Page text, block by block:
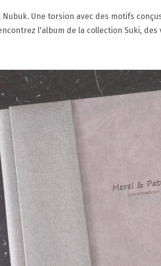
Une torsion avec des motifs
l'album de la collection Suki, des